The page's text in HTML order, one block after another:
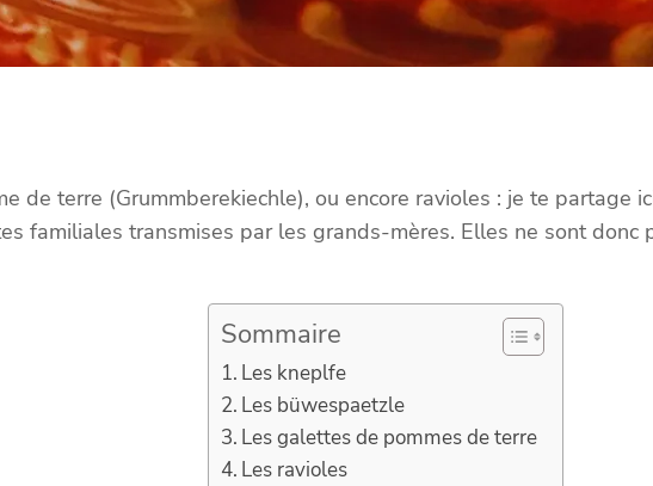
de terre (Grummberekiechle), ou encore ravioles : je te partage
familiales transmises par les grands-mères. Elles ne sont donc
Sommaire
Les kneplfe
Les büwespaetzle
Les galettes de pommes de terre
Les ravioles